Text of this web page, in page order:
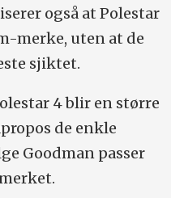
også at Polestar
merke, uten at de
sjiktet.
4 blir en større
de enkle
Goodman passer